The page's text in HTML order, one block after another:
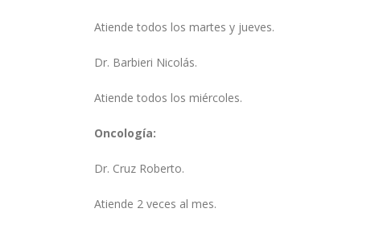
Atiende todos los martes y jueves.
Dr. Barbieri Nicolás.
Atiende todos los miércoles.
Oncología:
Dr. Cruz Roberto.
Atiende 2 veces al mes.